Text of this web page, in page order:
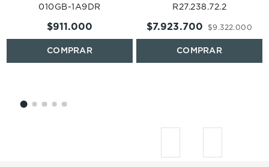
010GB-1A9DR
$911.000
R27.238.72.2
$9 .322.000
$7.923.700